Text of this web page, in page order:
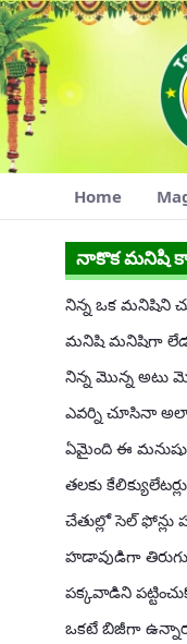
Navigation
Skip to Content
Home
నాకొక
నాకొక మనిషి
నిన్న ఒక మనిషిని
మనిషి మనిషిగా
నిన్న మొన్న అటు
ఎవర్ని చూసినా
ఏమైంది ఈ
తలకు కేలిక్యులేటర్లు
చేతుల్లో సెల్ ఫోన్లు
హడావుడిగా
పక్కవాడిని
ఒకటే బిజీగా